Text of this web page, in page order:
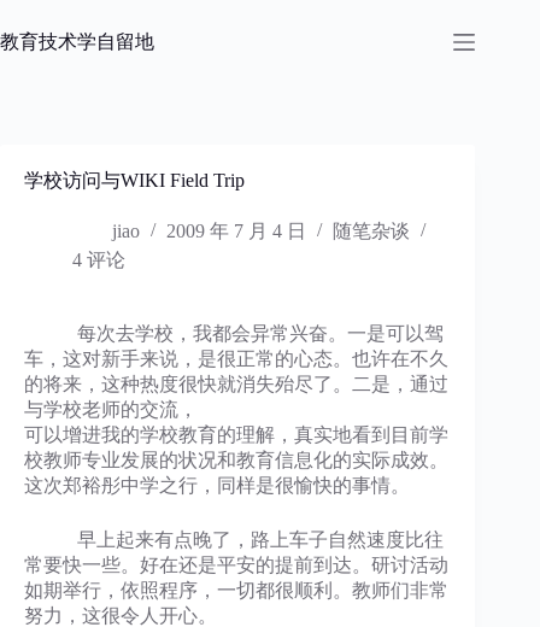
过
教育技术学自留地
学校访问与WIKI Field Trip
jiao 2009 年 7 月 4 日
随笔杂谈
4 评论
每次去学校，我都会异常兴奋。一是可以驾
车，这对新手来说，是很正常的心态。也许在不久
的将来，这种热度很快就消失殆尽了。二是，通过
与学校老师的交流，
可以增进我的学校教育的理解，真实地看到目前学
校教师专业发展的状况和教育信息化的实际成效。
这次郑裕彤中学之行，同样是很愉快的事情。
早上起来有点晚了，路上车子自然速度比往
常要快一些。好在还是平安的提前到达。研讨活动
如期举行，依照程序，一切都很顺利。教师们非常
努力，这很令人开心。